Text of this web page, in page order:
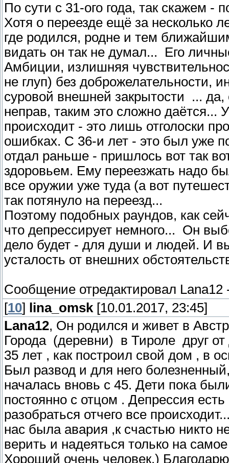
По сути с 31-ого года, так скажем -
Хотя о переезде ещё за несколько
где родился, родне и тем
видать он так не думал... Его
Амбиции, излишняя
не глуп) без доброжелательности,
суровой внешней закрытости ...
неправ, таким это сложно даётся...
происходит - это лишь отголоски
ошибках. С 36-и лет - это был уже
отдал раньше - пришлось вот так
здоровьем. Ему переезжать надо
все оружии уже туда (а вот
так потянуло на переезд...
Поэтому подобных раундов, как
что депрессирует немного... Он
дело будет - для души и людей. И
усталость от внешних
Сообщение отредактировал Lana12
[10] lina_omsk [10.01.2017, 23:45]
Lana12, Он родился и живет в
Города (деревни) в Тироле друг от
35 лет , как построил свой дом , в
Был развод и для него
началась вновь с 45. Дети пока
постоянно с отцом . Депрессия
разобраться отчего все
нас была авария ,к счастью никто
верить и надеяться только на
Хороший очень человек.)